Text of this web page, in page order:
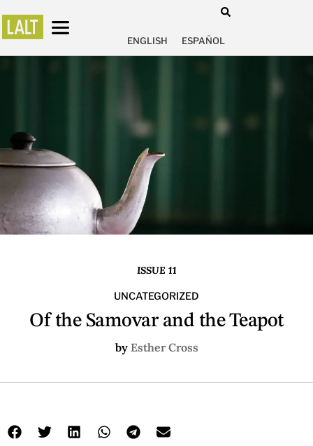
ENGLISH ESPAÑOL
ISSUE 11
UNCATEGORIZED
Of the Samovar and the Teapot
by Esther Cross